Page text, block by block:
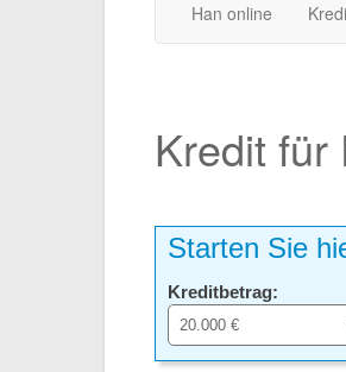
Han online
Kredit für
Starten Sie
Kreditbetrag: